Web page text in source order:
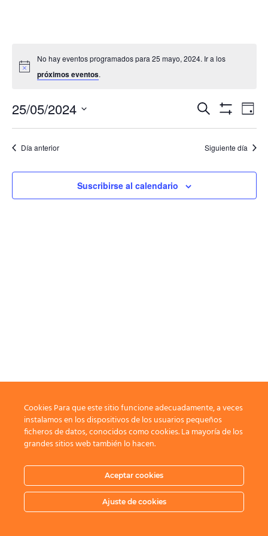
No hay eventos programados para 25 mayo, 2024. Ir a los
próximos eventos.
vistas
Eventos
Buscar
Filtros
de
de
Día
25/05/2024
Día anterior Siguiente día
Suscribirse al calendario
Cookies Para que este sitio funcione adecuadamente, a veces
instalamos en los dispositivos de los usuarios pequeños
ficheros de datos, conocidos como cookies. La mayoría de los
grandes sitios web también lo hacen.
Aceptar cookies
Ajuste de cookies